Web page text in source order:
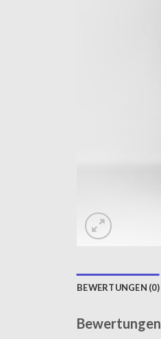
BEWERTUNGEN (0)
Bewertungen